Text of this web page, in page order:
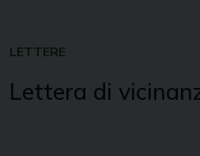
LETTERE
Lettera di